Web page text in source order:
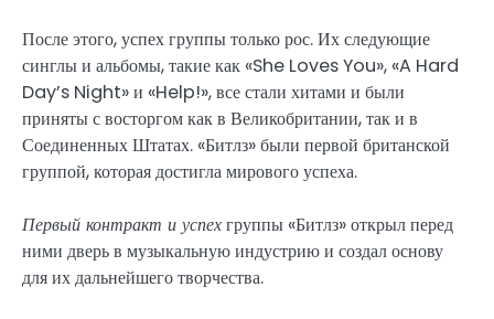
После этого, успех группы только рос. Их следующие
синглы и альбомы, такие как «She Loves You», «A Hard
Day’s Night» и «Help!», все стали хитами и были
приняты с восторгом как в Великобритании, так и в
Соединенных Штатах. «Битлз» были первой британской
группой, которая достигла мирового успеха.
Первый контракт и успехгруппы «Битлз» открыл перед
ними дверь в музыкальную индустрию и создал основу
для их дальнейшего творчества.